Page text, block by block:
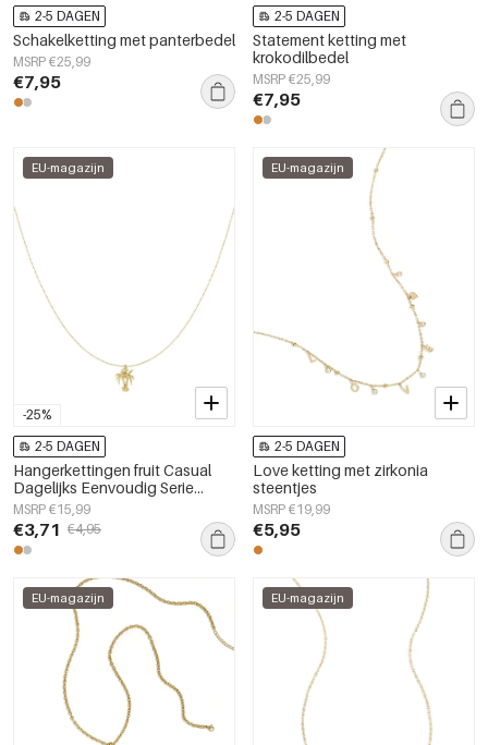
2-5 DAGEN
Schakelketting met panterbedel
MSRP €25,99
€7,95
2-5 DAGEN
Statement ketting met
krokodilbedel
MSRP €25,99
€7,95
-25%
EU-magazijn
2-5 DAGEN
Hangerkettingen fruit Casual
Dagelijks Eenvoudig Serie
Damessieraden
MSRP €15,99
€3,71 €4,95
EU-magazijn
2-5 DAGEN
Love ketting met zirkonia
steentjes
MSRP €19,99
€5,95
EU-magazijn EU-magazijn